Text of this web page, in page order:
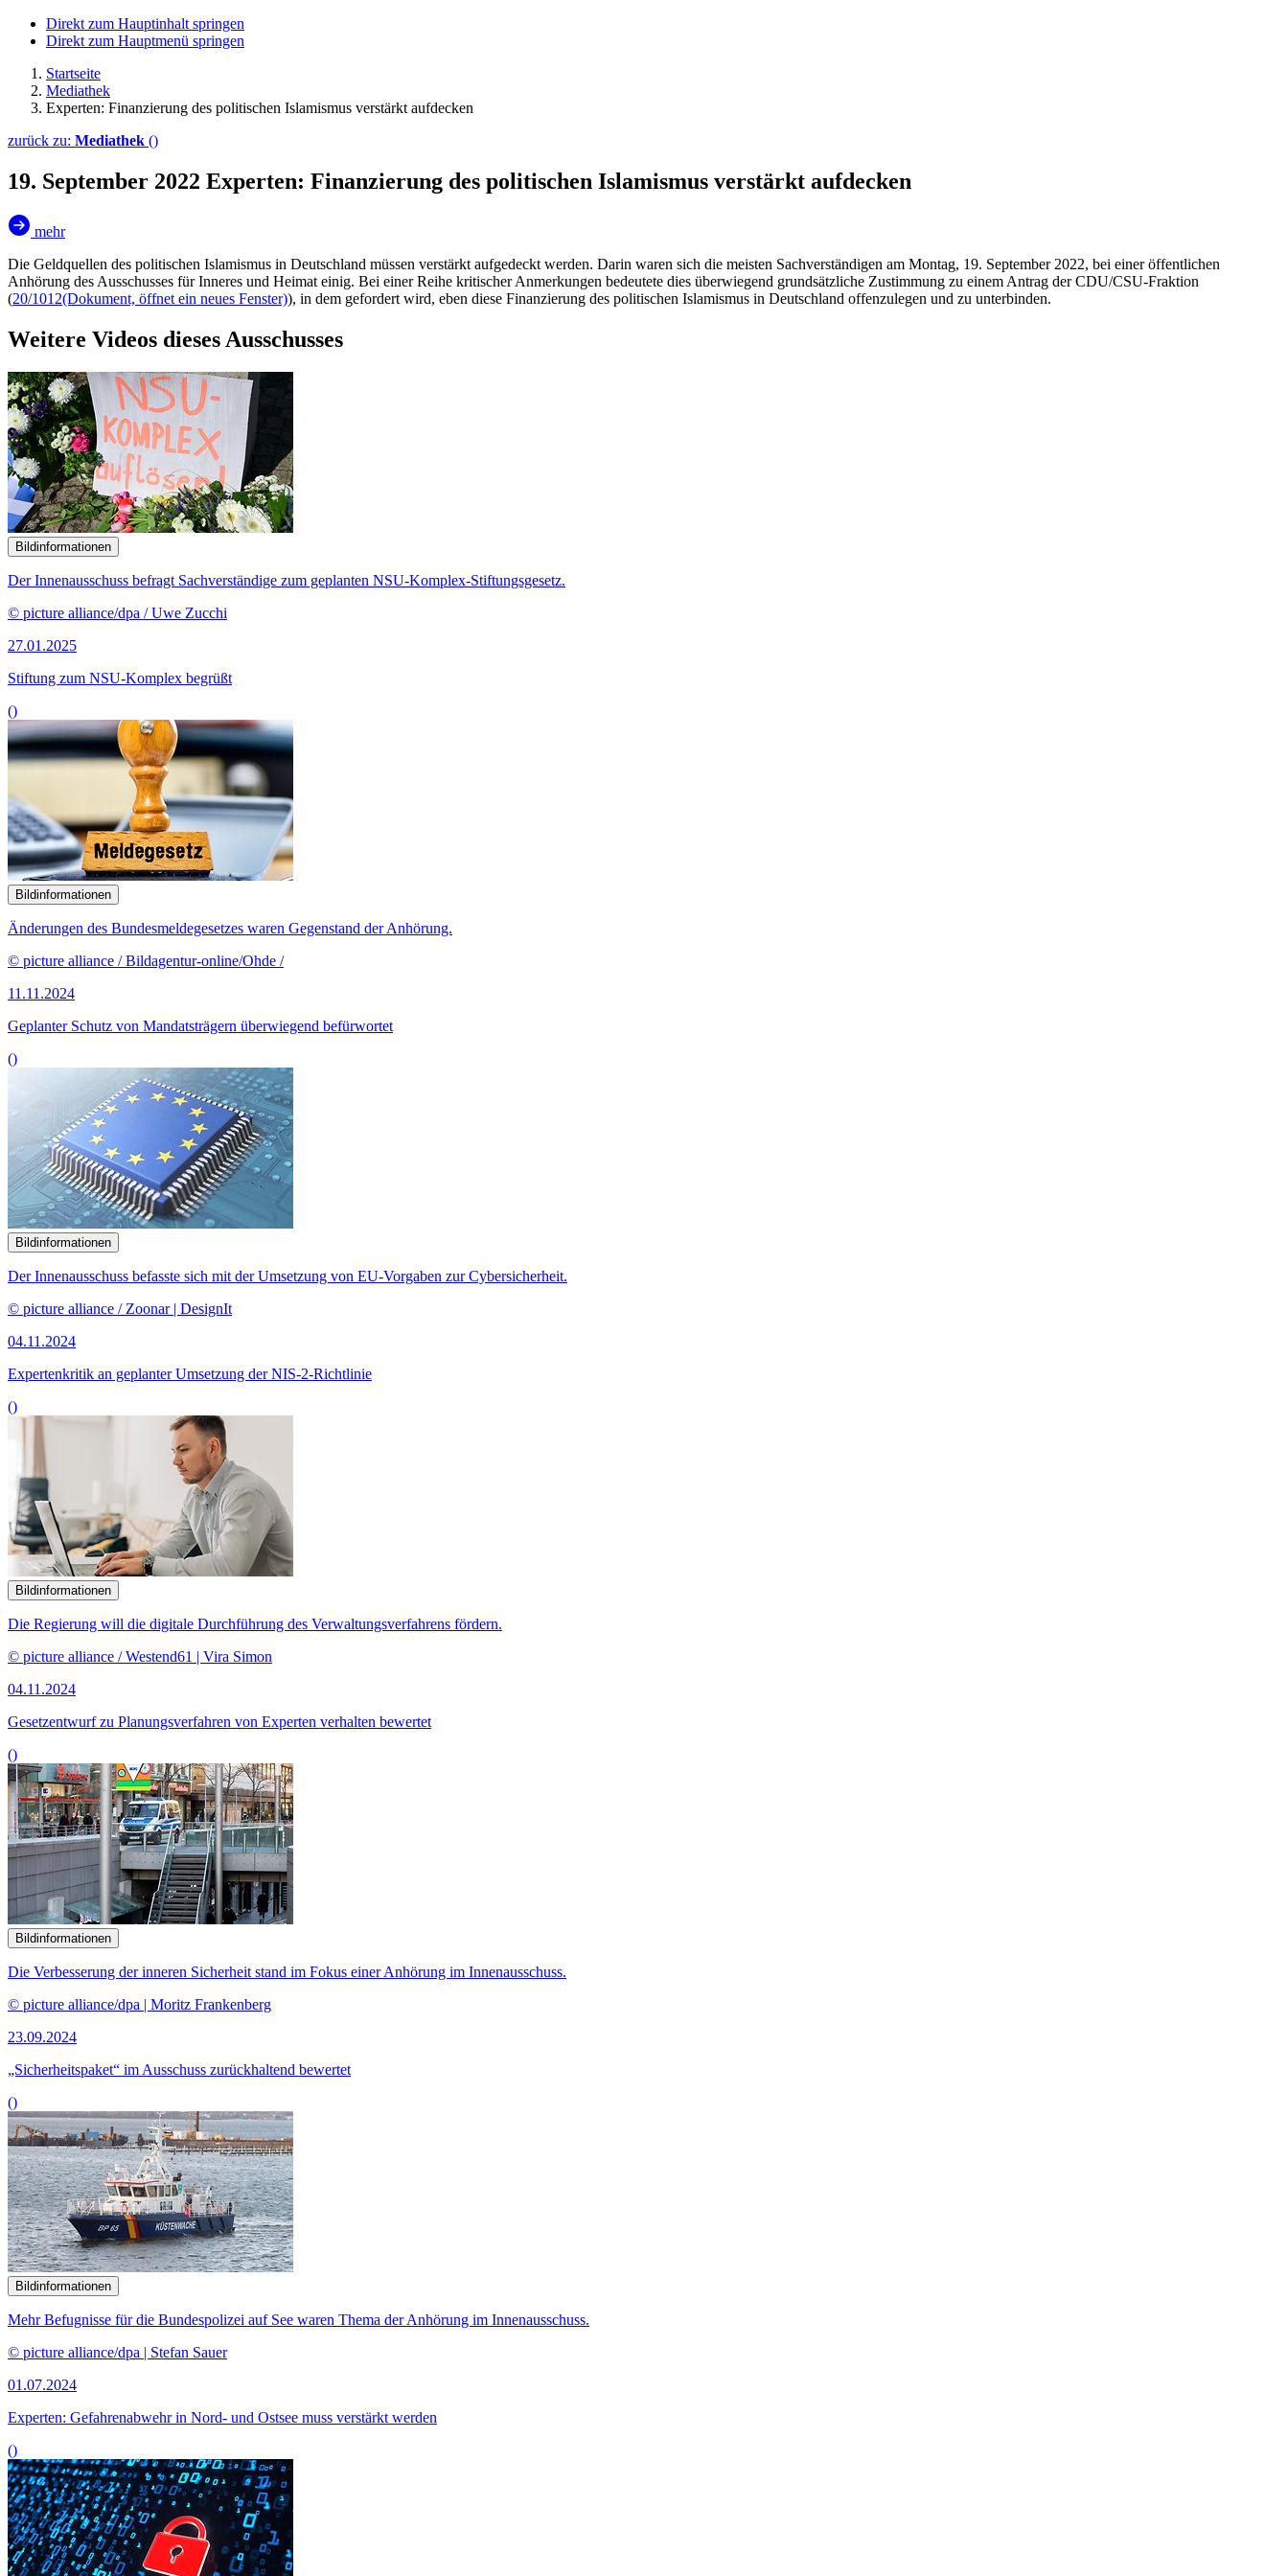
Direkt zum Hauptinhalt springen
Direkt zum Hauptmenü springen
Startseite
Mediathek
Experten: Finanzierung des politischen Islamismus verstärkt aufdecken
zurück zu: Mediathek ()
19. September 2022 Experten: Finanzierung des politischen Islamismus verstärkt aufdecken
mehr
Die Geldquellen des politischen Islamismus in Deutschland müssen verstärkt aufgedeckt werden. Darin waren sich die meisten Sachverständigen am Montag, 19. September 2022, bei einer öffentlichen
Anhörung des Ausschusses für Inneres und Heimat einig. Bei einer Reihe kritischer Anmerkungen bedeutete dies überwiegend grundsätzliche Zustimmung zu einem Antrag der CDU/CSU-Fraktion
(20/1012(Dokument, öffnet ein neues Fenster)), in dem gefordert wird, eben diese Finanzierung des politischen Islamismus in Deutschland offenzulegen und zu unterbinden.
Weitere Videos dieses Ausschusses
Bildinformationen
Der Innenausschuss befragt Sachverständige zum geplanten NSU-Komplex-Stiftungsgesetz.
© picture alliance/dpa / Uwe Zucchi
27.01.2025
Stiftung zum NSU-Komplex begrüßt
()
Bildinformationen
Änderungen des Bundesmeldegesetzes waren Gegenstand der Anhörung.
© picture alliance / Bildagentur-online/Ohde /
11.11.2024
Geplanter Schutz von Mandatsträgern überwiegend befürwortet
()
Bildinformationen
Der Innenausschuss befasste sich mit der Umsetzung von EU-Vorgaben zur Cybersicherheit.
© picture alliance / Zoonar | DesignIt
04.11.2024
Expertenkritik an geplanter Umsetzung der NIS-2-Richtlinie
()
Bildinformationen
Die Regierung will die digitale Durchführung des Verwaltungsverfahrens fördern.
© picture alliance / Westend61 | Vira Simon
04.11.2024
Gesetzentwurf zu Planungsverfahren von Experten verhalten bewertet
()
Bildinformationen
Die Verbesserung der inneren Sicherheit stand im Fokus einer Anhörung im Innenausschuss.
© picture alliance/dpa | Moritz Frankenberg
23.09.2024
„Sicherheitspaket“ im Ausschuss zurückhaltend bewertet
()
Bildinformationen
Mehr Befugnisse für die Bundespolizei auf See waren Thema der Anhörung im Innenausschuss.
© picture alliance/dpa | Stefan Sauer
01.07.2024
Experten: Gefahrenabwehr in Nord- und Ostsee muss verstärkt werden
()